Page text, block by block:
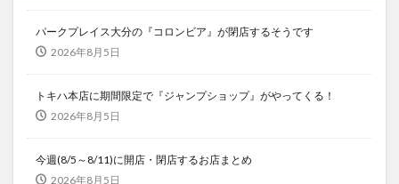
パークプレイス大分の『コロンビア』が閉店するそうです
2026年8月5日
トキハ本店に期間限定で『ジャンプショップ』がやってくる！
2026年8月5日
今週(8/5～8/11)に開店・閉店するお店まとめ
2026年8月5日